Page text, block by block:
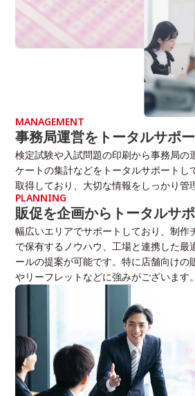
MANAGEMENT
事務局運営をトータルサポ
検定試験や入試問題の印刷から事務局の
ケートの集計などをトータルサポートし
取得しており、大切な情報をしっかり管
PLANNING
販促を企画からトータルサ
幅広いエリアでサポートしており、制作
で保有するノウハウ、工場と連携した最
ールの提案が可能です。特に店舗向けの
やリーフレットなどに強みがございます。